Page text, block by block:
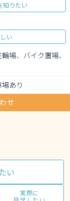
知りたい
い
場、バイク置場、
あり
せ
い
実際に